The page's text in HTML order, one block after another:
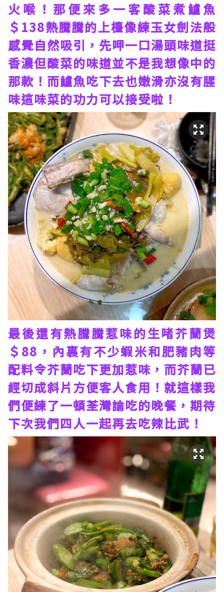
火喉！那便來多一客酸菜煮鱸魚
＄138熱騰騰的上檯像練玉女劍法般
感覺自然吸引，先呷一口湯頭味道挺
香濃但酸菜的味道並不是我想像中的
那款！而鱸魚吃下去也嫩滑亦沒有腥
味這味菜的功力可以接受啦！
最後還有熱騰騰惹味的生啫芥蘭煲
＄88，內裏有不少蝦米和肥豬肉等
配料令芥蘭吃下更加惹味，而芥蘭已
經切成斜片方便客人食用！就這樣我
們便練了一頓荃灣論吃的晚餐，期待
下次我們四人一起再去吃辣比武！